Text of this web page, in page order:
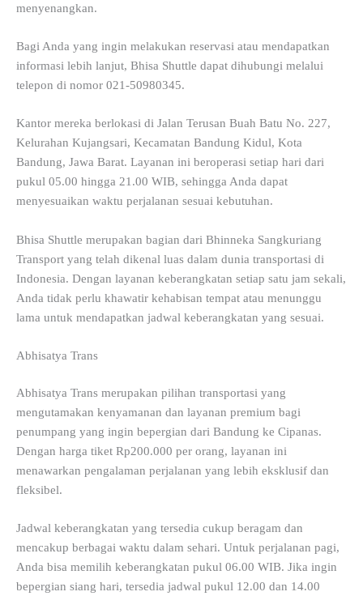
menyenangkan.
Bagi Anda yang ingin melakukan reservasi atau mendapatkan
informasi lebih lanjut, Bhisa Shuttle dapat dihubungi melalui
telepon di nomor 021-50980345.
Kantor mereka berlokasi di Jalan Terusan Buah Batu No. 227,
Kelurahan Kujangsari, Kecamatan Bandung Kidul, Kota
Bandung, Jawa Barat. Layanan ini beroperasi setiap hari dari
pukul 05.00 hingga 21.00 WIB, sehingga Anda dapat
menyesuaikan waktu perjalanan sesuai kebutuhan.
Bhisa Shuttle merupakan bagian dari Bhinneka Sangkuriang
Transport yang telah dikenal luas dalam dunia transportasi di
Indonesia. Dengan layanan keberangkatan setiap satu jam sekali,
Anda tidak perlu khawatir kehabisan tempat atau menunggu
lama untuk mendapatkan jadwal keberangkatan yang sesuai.
Abhisatya Trans
Abhisatya Trans merupakan pilihan transportasi yang
mengutamakan kenyamanan dan layanan premium bagi
penumpang yang ingin bepergian dari Bandung ke Cipanas.
Dengan harga tiket Rp200.000 per orang, layanan ini
menawarkan pengalaman perjalanan yang lebih eksklusif dan
fleksibel.
Jadwal keberangkatan yang tersedia cukup beragam dan
mencakup berbagai waktu dalam sehari. Untuk perjalanan pagi,
Anda bisa memilih keberangkatan pukul 06.00 WIB. Jika ingin
bepergian siang hari, tersedia jadwal pukul 12.00 dan 14.00